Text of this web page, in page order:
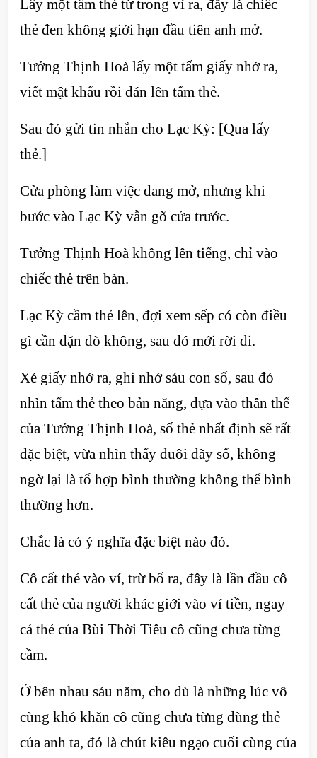
Lấy một tấm thẻ từ trong ví ra, đây là chiếc
thẻ đen không giới hạn đầu tiên anh mở.
Tưởng Thịnh Hoà lấy một tấm giấy nhớ ra,
viết mật khẩu rồi dán lên tấm thẻ.
Sau đó gửi tin nhắn cho Lạc Kỳ: [Qua lấy
thẻ.]
Cửa phòng làm việc đang mở, nhưng khi
bước vào Lạc Kỳ vẫn gõ cửa trước.
Tưởng Thịnh Hoà không lên tiếng, chỉ vào
chiếc thẻ trên bàn.
Lạc Kỳ cầm thẻ lên, đợi xem sếp có còn điều
gì cần dặn dò không, sau đó mới rời đi.
Xé giấy nhớ ra, ghi nhớ sáu con số, sau đó
nhìn tấm thẻ theo bản năng, dựa vào thân thế
của Tưởng Thịnh Hoà, số thẻ nhất định sẽ rất
đặc biệt, vừa nhìn thấy đuôi dãy số, không
ngờ lại là tổ hợp bình thường không thể bình
thường hơn.
Chắc là có ý nghĩa đặc biệt nào đó.
Cô cất thẻ vào ví, trừ bố ra, đây là lần đầu cô
cất thẻ của người khác giới vào ví tiền, ngay
cả thẻ của Bùi Thời Tiêu cô cũng chưa từng
cầm.
Ở bên nhau sáu năm, cho dù là những lúc vô
cùng khó khăn cô cũng chưa từng dùng thẻ
của anh ta, đó là chút kiêu ngạo cuối cùng của